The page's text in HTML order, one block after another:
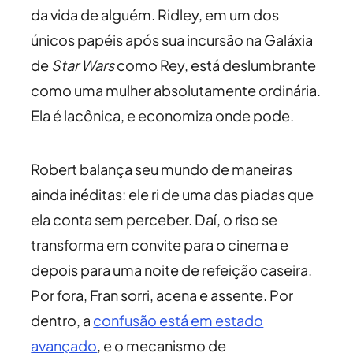
da vida de alguém. Ridley, em um dos
únicos papéis após sua incursão na Galáxia
de Star Warscomo Rey, está deslumbrante
como uma mulher absolutamente ordinária.
Ela é lacônica, e economiza onde pode.
Robert balança seu mundo de maneiras
ainda inéditas: ele ri de uma das piadas que
ela conta sem perceber. Daí, o riso se
transforma em convite para o cinema e
depois para uma noite de refeição caseira.
Por fora, Fran sorri, acena e assente. Por
dentro, a confusão está em estado
avançado, e o mecanismo de